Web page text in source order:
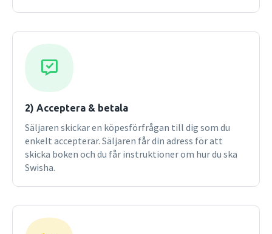
2) Acceptera & betala
Säljaren skickar en köpesförfrågan till dig som du
enkelt accepterar. Säljaren får din adress för att
skicka boken och du får instruktioner om hur du ska
Swisha.